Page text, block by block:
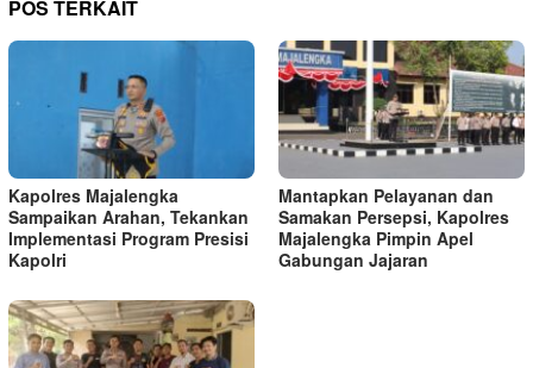
POS TERKAIT
Kapolres Majalengka
Sampaikan Arahan, Tekankan
Implementasi Program Presisi
Kapolri
Mantapkan Pelayanan dan
Samakan Persepsi, Kapolres
Majalengka Pimpin Apel
Gabungan Jajaran